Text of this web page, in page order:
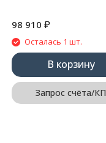
98 910 ₽
Осталась 1 шт.
В корзину
Запрос счёта/КП